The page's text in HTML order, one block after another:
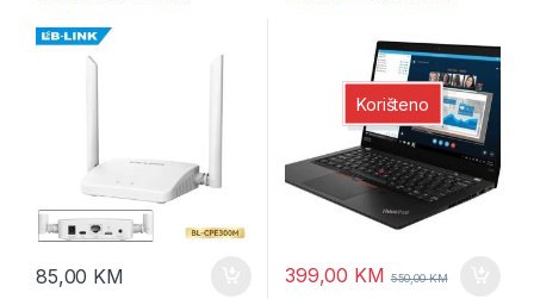
85,00 KM
Korišteno
399,00 KM 550,00KM